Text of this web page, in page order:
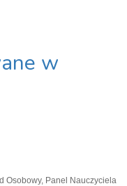
w
Osobowy, Panel Nauczyciela